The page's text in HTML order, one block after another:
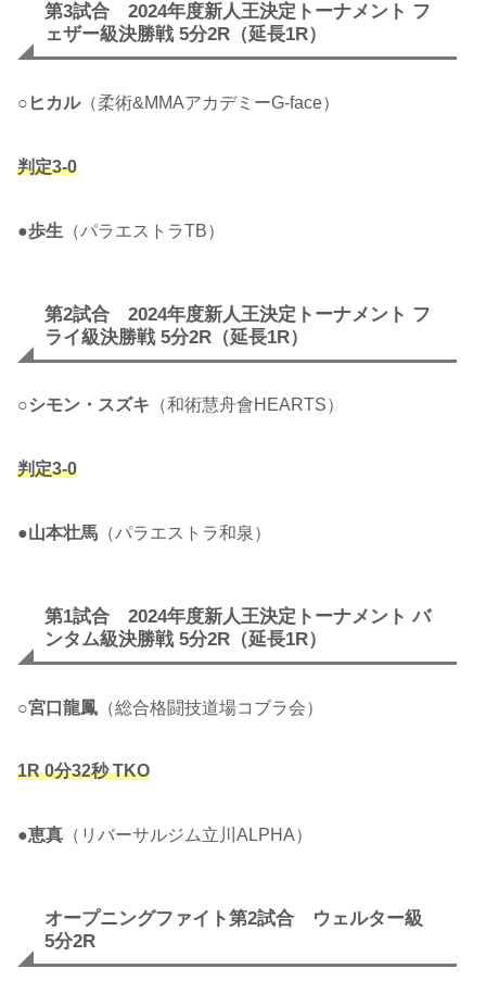
第3試合 2024年度新人王決定トーナメント フ
ェザー級決勝戦 5分2R（延長1R）
○ ヒカル（柔術&MMAアカデミーG-face）
判定3-0
●歩生 （パラエストラTB）
第2試合 2024年度新人王決定トーナメント フ
ライ級決勝戦 5分2R（延長1R）
○シモン・スズキ （和術慧舟會HEARTS）
判定3-0
●山本壮馬 （パラエストラ和泉）
第1試合 2024年度新人王決定トーナメント バ
ンタム級決勝戦 5分2R（延長1R）
○宮口龍鳳 （総合格闘技道場コブラ会）
1R 0分32秒 TKO
●恵真 （リバーサルジム立川ALPHA）
オープニングファイト第2試合 ウェルター級
5分2R